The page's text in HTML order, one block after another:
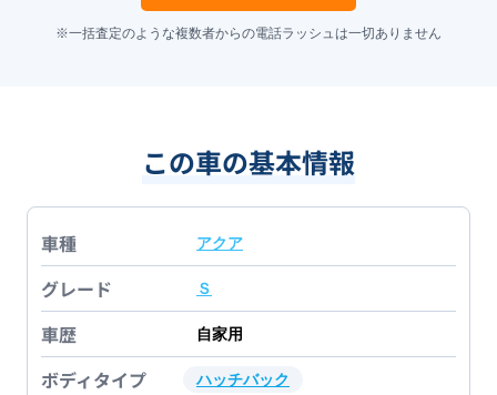
※一括査定のような複数者からの電話ラッシュは一切ありません
この車の基本情報
車種 アクア
グレード Ｓ
車歴 自家用
ボディタイプ ハッチバック